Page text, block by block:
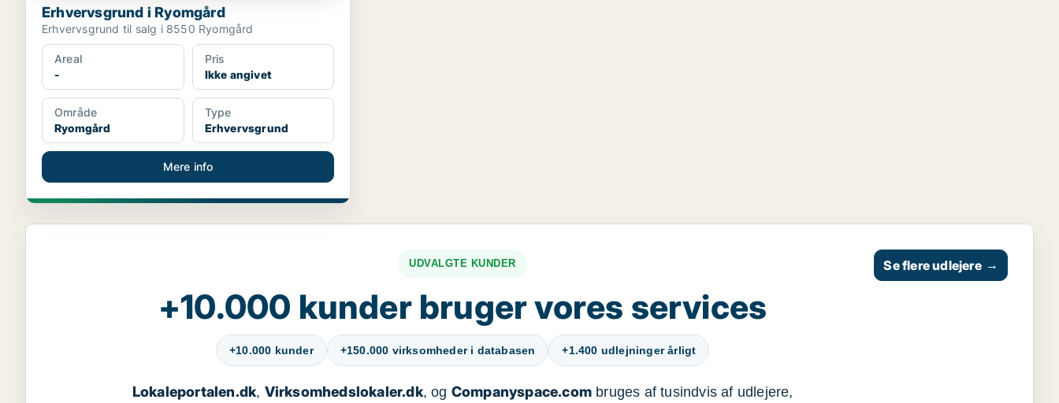
Erhvervsgrund i Ryomgård
Erhvervsgrund til salg i 8550 Ryomgård
Areal
-
Pris
Ikke angivet
Område
Ryomgård
Type
Erhvervsgrund
Mere info
UDVALGTE KUNDER
+10.000 kunder bruger vores services
+10.000 kunder +150.000 virksomheder i databasen +1.400 udlejninger årligt
Lokaleportalen.dk, Virksomhedslokaler.dk, og Companyspace.combruges af tusindvis af udlejere,
Se flere udlejere →